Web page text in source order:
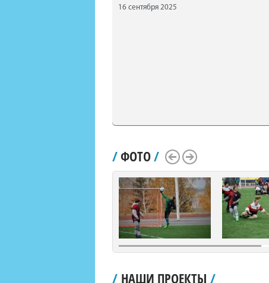
16 сентября 2025
/ФОТО/
Scroll LeftScroll Right
/ НАШИ ПРОЕКТЫ /